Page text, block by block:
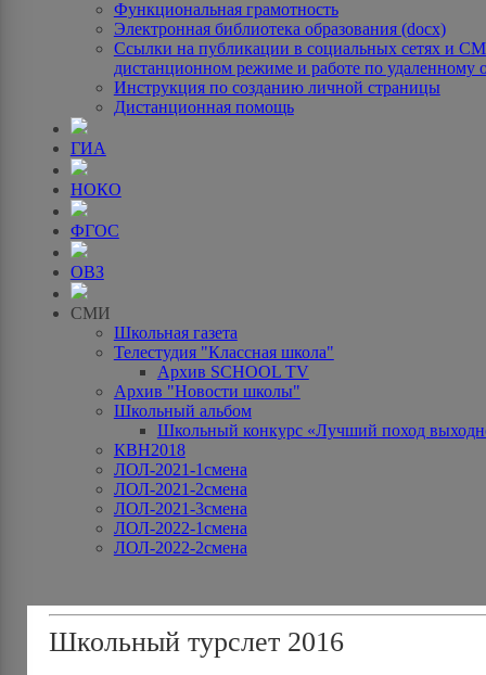
Функциональная грамотность
Электронная библиотека образования (docx)
Ссылки на публикации в социальных сетях и
дистанционном режиме и работе по удаленному
Инструкция по созданию личной страницы
Дистанционная помощь
ГИА
НОКО
ФГОС
ОВЗ
СМИ
Школьная газета
Телестудия "Классная школа"
Архив SCHOOL TV
Архив "Новости школы"
Школьный альбом
Школьный конкурс «Лучший поход
КВН2018
ЛОЛ-2021-1смена
ЛОЛ-2021-2смена
ЛОЛ-2021-3смена
ЛОЛ-2022-1смена
ЛОЛ-2022-2смена
Школьный турслет 2016